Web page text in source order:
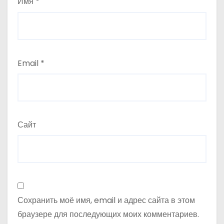
Email *
Сайт
Сохранить моё имя, email и адрес сайта в этом
браузере для последующих моих комментариев.